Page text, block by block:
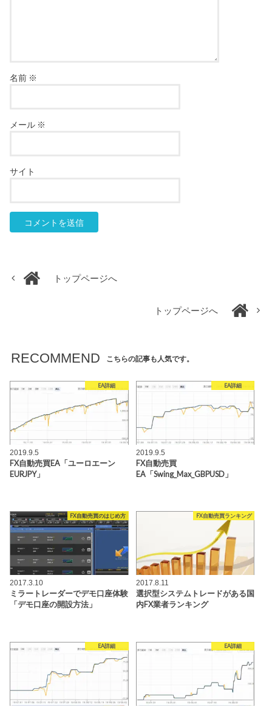
名前 ※
メール ※
サイト
トップページへ
トップページへ
RECOMMEND こちらの記事も人気です。
EA詳細
2019.9.5
FX自動売買EA「ユーロエーン
EURJPY」
EA詳細
2019.9.5
FX自動売買
EA「Swing_Max_GBPUSD」
FX自動売買のはじめ方
2017.3.10
ミラートレーダーでデモ口座体験
「デモ口座の開設方法」
FX自動売買ランキング
2017.8.11
選択型システムトレードがある国
内FX業者ランキング
EA詳細 EA詳細